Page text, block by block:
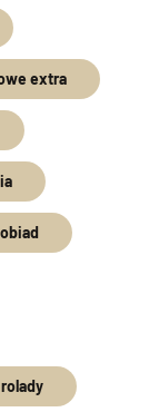
extra
rolady